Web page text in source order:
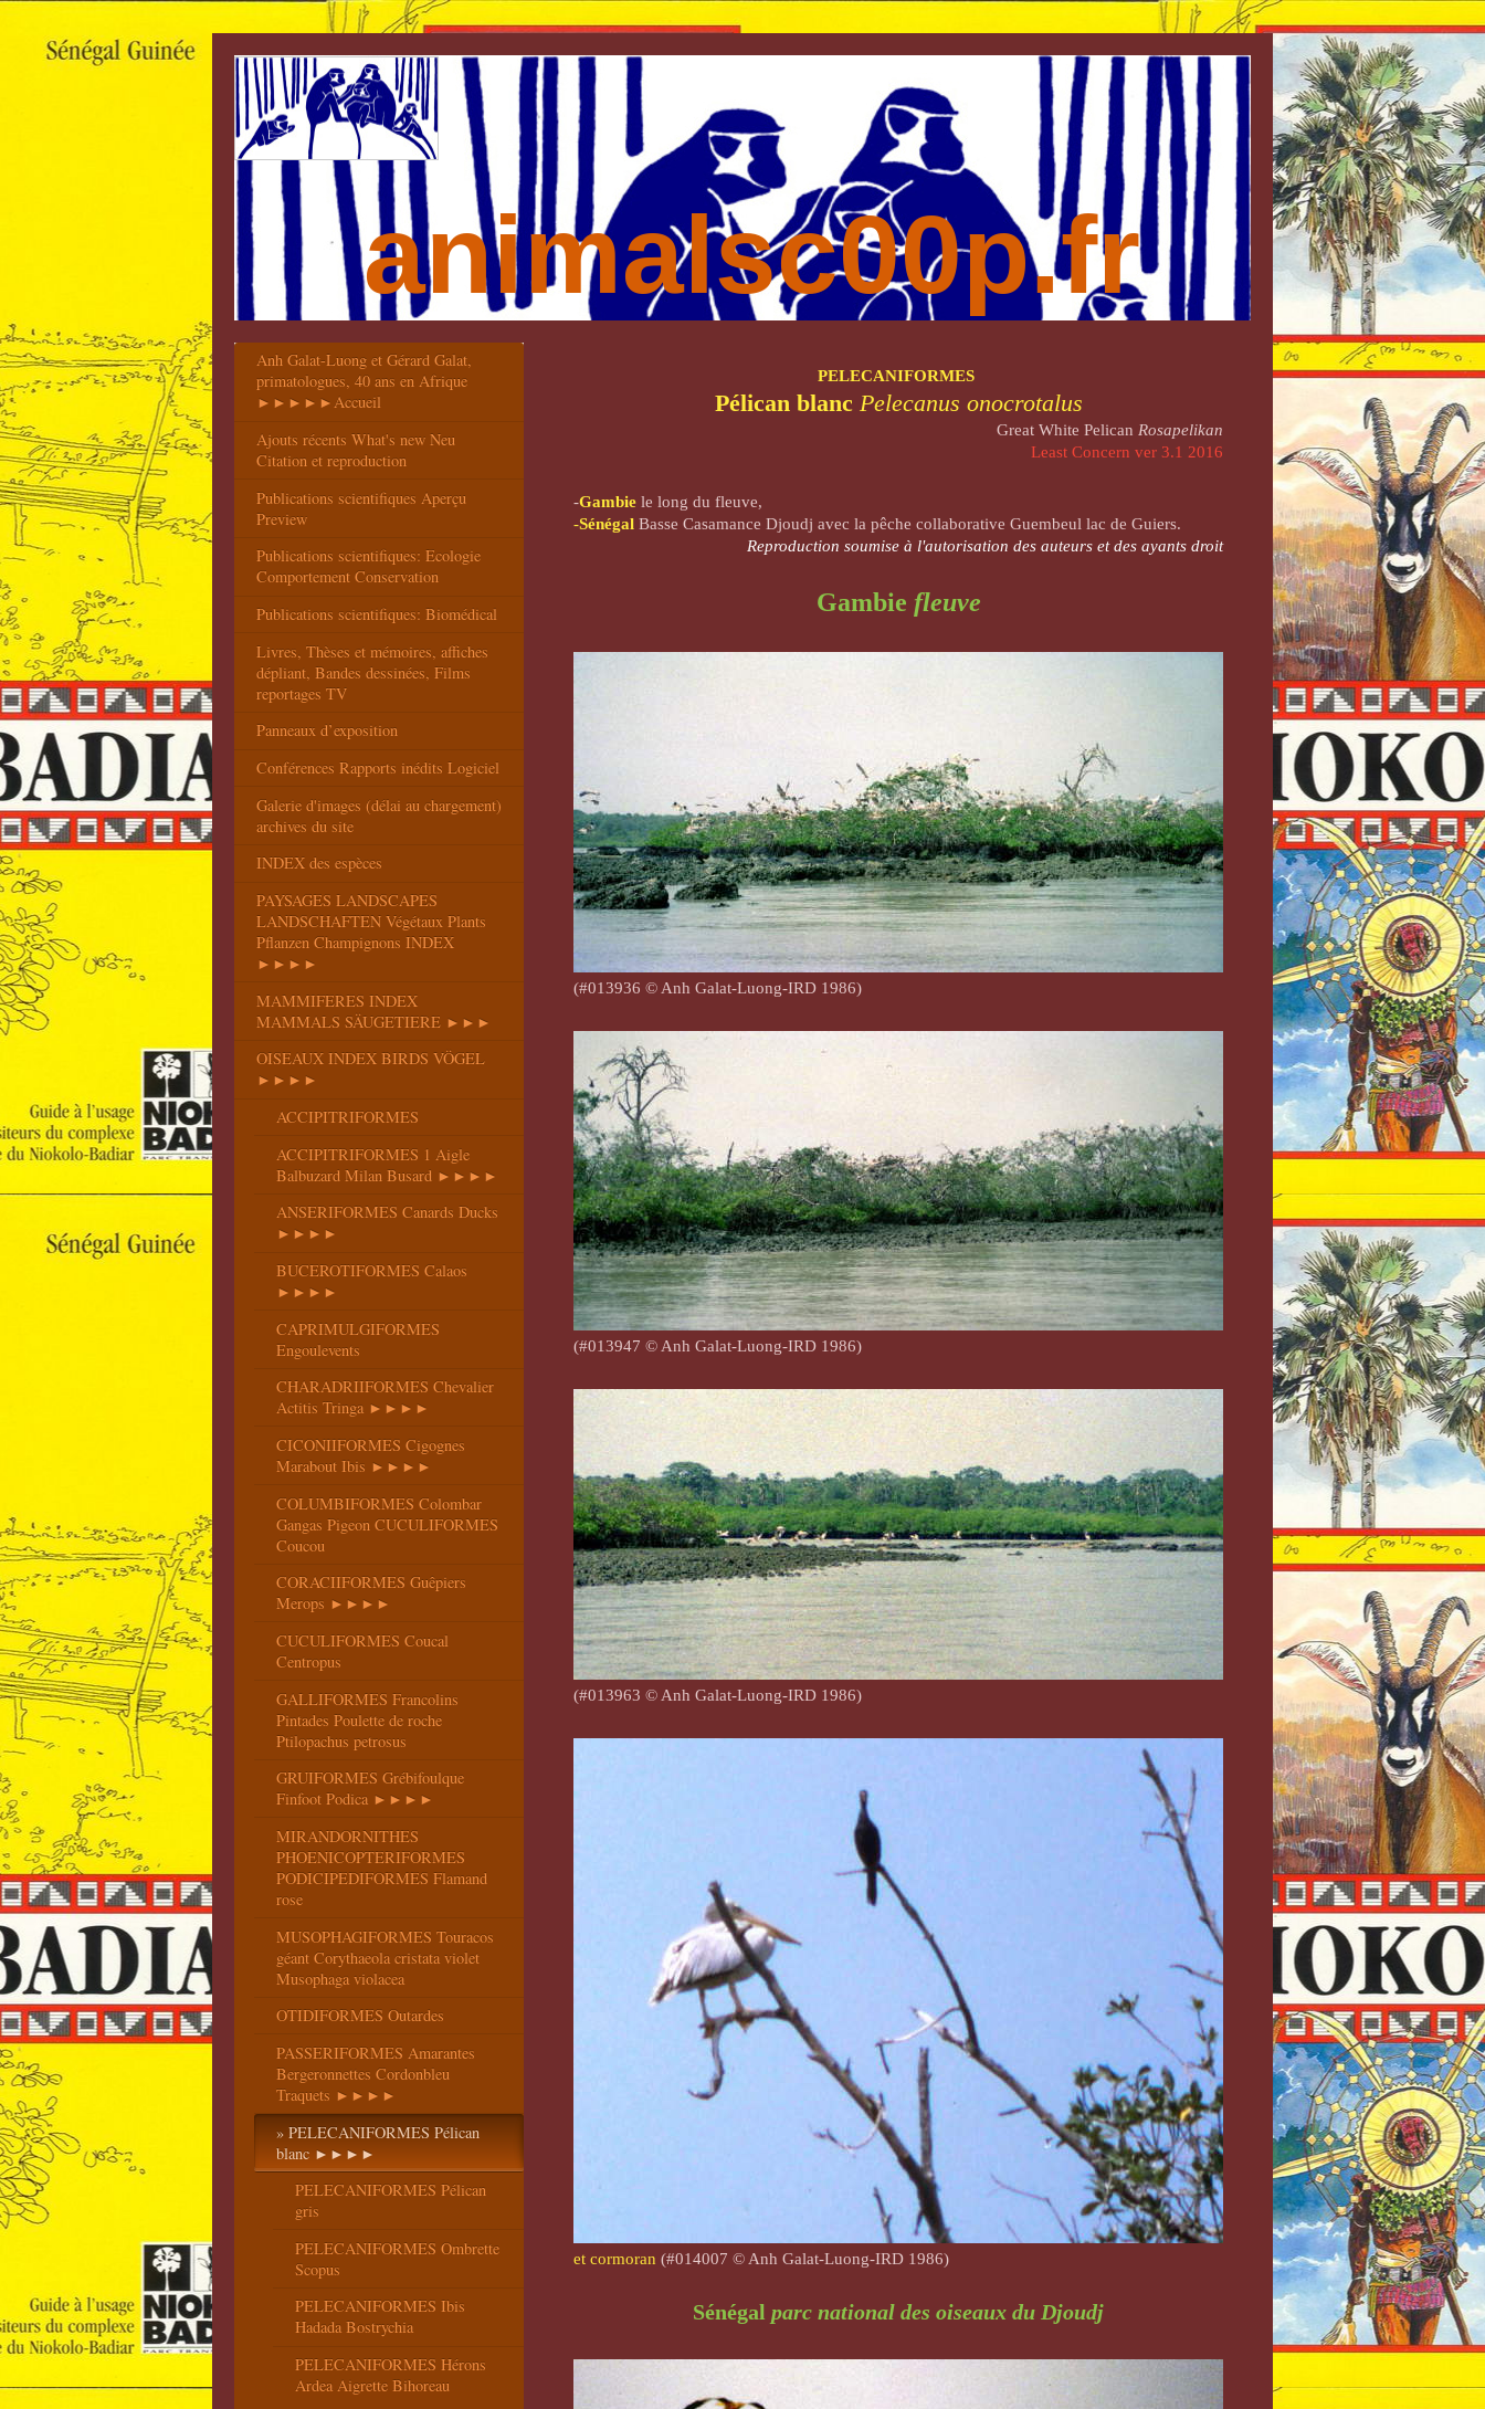
animalsc00p.fr
PELECANIFORMES
Pélican blanc Pelecanus onocrotalus
Great White Pelican Rosapelikan
Least Concern ver 3.1 2016
-Gambie le long du fleuve,
-Sénégal Basse Casamance Djoudj avec la pêche collaborative Guembeul ​lac de Guiers.
Reproduction soumise à l'autorisation des auteurs et des ayants droit
Gambie fleuve
(#013936 © Anh Galat-Luong-IRD 1986)
(#013947 © Anh Galat-Luong-IRD 1986)
(#013963 © Anh Galat-Luong-IRD 1986)
et cormoran (#014007 © Anh Galat-Luong-IRD 1986)
Sénégalparc national des oiseaux du Djoudj
Anh Galat-Luong et Gérard Galat,
primatologues, 40 ans en Afrique
►►►►►Accueil
Ajouts récents What's new Neu
Citation et reproduction
Publications scientifiques Aperçu
Preview
Publications scientifiques: Ecologie
Comportement Conservation
Publications scientifiques: Biomédical
Livres, Thèses et mémoires, affiches
dépliant, Bandes dessinées, Films
reportages TV
Panneaux d’exposition
Conférences Rapports inédits Logiciel
Galerie d'images (délai au chargement)
archives du site
INDEX des espèces
PAYSAGES LANDSCAPES
LANDSCHAFTEN Végétaux Plants
Pflanzen Champignons INDEX
►►►►
MAMMIFERES INDEX
MAMMALS SÄUGETIERE ►►►
OISEAUX INDEX BIRDS VÖGEL
►►►►
ACCIPITRIFORMES
ACCIPITRIFORMES 1 Aigle
Balbuzard Milan Busard ►►►►
ANSERIFORMES Canards Ducks
►►►►
BUCEROTIFORMES Calaos
►►►►
CAPRIMULGIFORMES
Engoulevents
CHARADRIIFORMES Chevalier
Actitis Tringa ►►►►
CICONIIFORMES Cigognes
Marabout Ibis ►►►►
COLUMBIFORMES Colombar
Gangas Pigeon CUCULIFORMES
Coucou
CORACIIFORMES Guêpiers
Merops ►►►►
CUCULIFORMES Coucal
Centropus
GALLIFORMES Francolins
Pintades Poulette de roche
Ptilopachus petrosus
GRUIFORMES Grébifoulque
Finfoot Podica ►►►►
MIRANDORNITHES
PHOENICOPTERIFORMES
PODICIPEDIFORMES Flamand
rose
MUSOPHAGIFORMES Touracos
géant Corythaeola cristata violet
Musophaga violacea
OTIDIFORMES Outardes
PASSERIFORMES Amarantes
Bergeronnettes Cordonbleu
Traquets ►►►►
PELECANIFORMES Pélican
blanc ►►►►
PELECANIFORMES Pélican
gris
PELECANIFORMES Ombrette
Scopus
PELECANIFORMES Ibis
Hadada Bostrychia
PELECANIFORMES Hérons
Ardea Aigrette Bihoreau